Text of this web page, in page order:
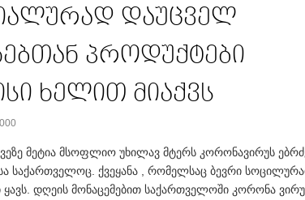
დაუცველ
პროდუქტები
ხელით მიაქვს
მეტია მსოფლიო უხილავ მტერს კორონავირუს
საქართველოც. ქვეყანა , რომელსაც ბევრი
დღეის მონაცემებით საქართველოში კორონა